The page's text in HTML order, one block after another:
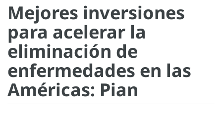
Mejores inversiones
para acelerar la
eliminación de
enfermedades en las
Américas: Pian